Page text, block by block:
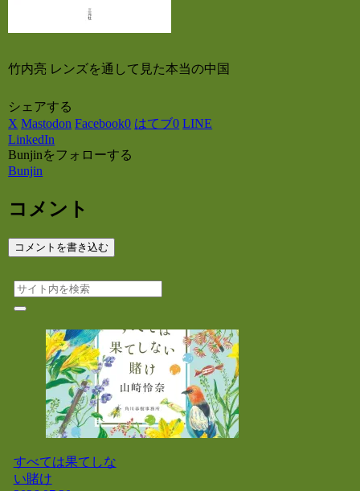
竹内亮 レンズを通して見た本当の中国
シェアする
X Mastodon Facebook0 はてブ0 LINE
LinkedIn
Bunjinをフォローする
Bunjin
コメント
コメントを書き込む
すべては果てしな
い賭け